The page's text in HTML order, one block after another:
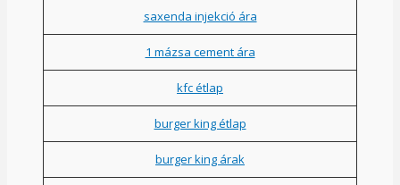
saxenda injekció ára
1 mázsa cement ára
kfc étlap
burger king étlap
burger king árak